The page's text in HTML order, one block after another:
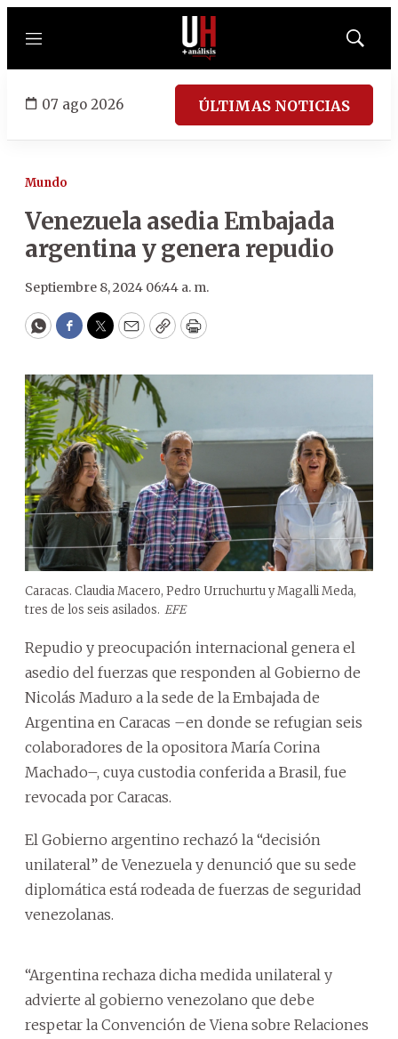
Menú
Mostrar
07 ago 2026 ÚLTIMAS NOTICIAS
Mundo
Venezuela asedia Embajada
argentina y genera repudio
Septiembre 8, 2024 06:44 a. m.
WhatsApp
Facebook
Twitter
EmailCopyPrint
Caracas. Claudia Macero, Pedro Urruchurtu y Magalli Meda,
tres de los seis asilados. EFE
Repudio y preocupación internacional genera el
asedio del fuerzas que responden al Gobierno de
Nicolás Maduro a la sede de la Embajada de
Argentina en Caracas –en donde se refugian seis
colaboradores de la opositora María Corina
Machado–, cuya custodia conferida a Brasil, fue
revocada por Caracas.
El Gobierno argentino rechazó la “decisión
unilateral” de Venezuela y denunció que su sede
diplomática está rodeada de fuerzas de seguridad
venezolanas.
“Argentina rechaza dicha medida unilateral y
advierte al gobierno venezolano que debe
respetar la Convención de Viena sobre Relaciones